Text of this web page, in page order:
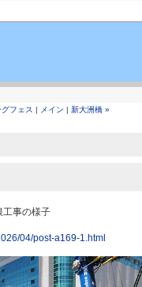
フェス | メイン | 新大洲橋 »
工事の様子
04/post-a169-1.html